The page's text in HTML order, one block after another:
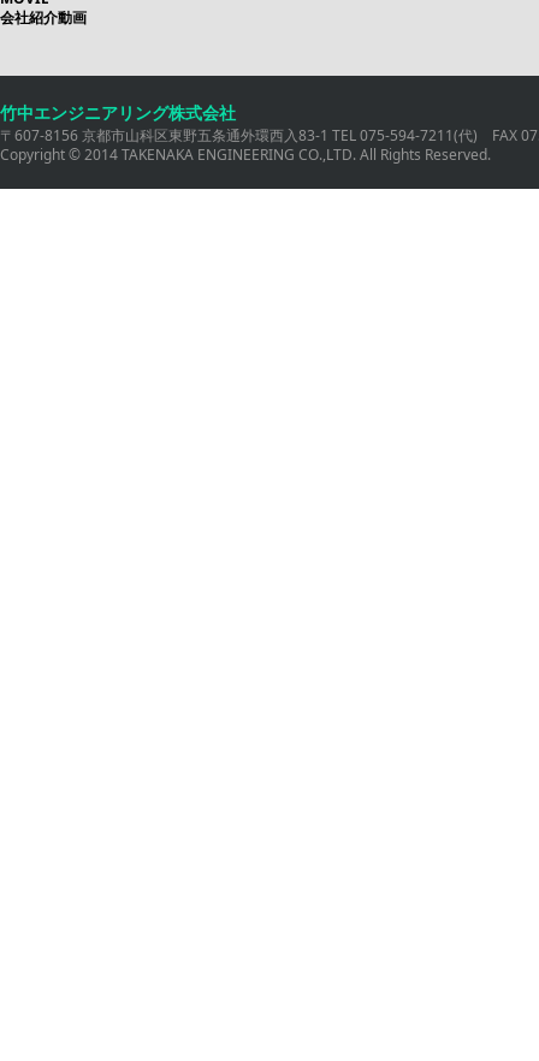
会社紹介動画
竹中エンジニアリング株式会社
〒607-8156 京都市山科区東野五条通外環西入83-1 TEL 075-594-7211(代) FAX
Copyright © 2014 TAKENAKA ENGINEERING CO.,LTD. All Rights Reserved.